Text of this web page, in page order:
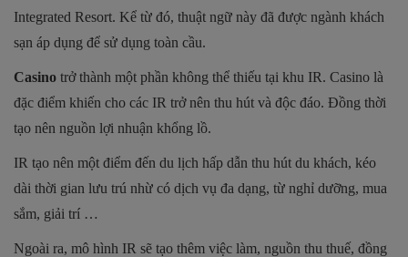
Integrated Resort. Kể từ đó, thuật ngữ này đã được ngành khách
sạn áp dụng để sử dụng toàn cầu.
Casino trở thành một phần không thể thiếu tại khu IR. Casino là
đặc điểm khiến cho các IR trở nên thu hút và độc đáo. Đồng thời
tạo nên nguồn lợi nhuận khổng lồ.
IR tạo nên một điểm đến du lịch hấp dẫn thu hút du khách, kéo
dài thời gian lưu trú nhừ có dịch vụ đa dạng, từ nghỉ dưỡng, mua
sắm, giải trí …
Ngoài ra, mô hình IR sẽ tạo thêm việc làm, nguồn thu thuế, đồng